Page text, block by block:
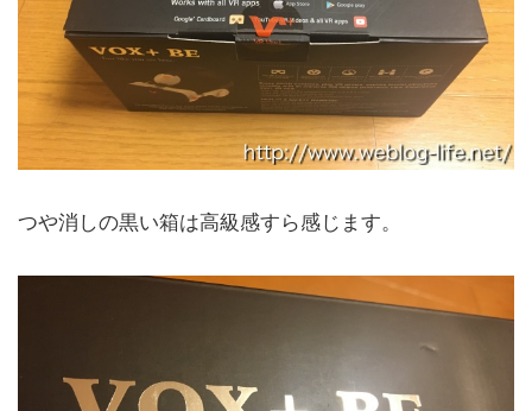
つや消しの黒い箱は高級感すら感じます。